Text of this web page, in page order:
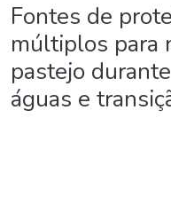
Fontes de
múltiplos para
pastejo
águas e